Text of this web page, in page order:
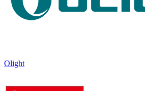
Olight